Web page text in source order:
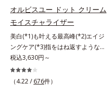
なり始めることおよび表面に新たな
膜ができ始めることで膜が強くくず
れにくくなり、密閉することで保湿
成分を浸透促進すること（角層ま
で）*5 保湿成分*6 角層まで＜使用
量目安＞大きめのパール1粒程度
※全顔使用の場合＜使用ステップ＞
で、"顔全体にご使用いただける設
計"。見えているシワはもちろん、
自分では気づきにくい死角のシワの
改善にも効果を発揮します。*1 メ
ラニンの生成を抑え、シミ・ソバカ
スを防ぐ*2 ナイアシンアミド（有
効成分）、水添大豆リン脂質、フィ
オルビスユー ドット クリーム
モイスチャライザー
美白(*1)も叶える最高峰(*2)エイジ
ングケア(*3)指をはね返すような弾
力感が宿るハリ感 濃密フィットク
リーム。ハリも透明感(*4)も結果主
義。年齢サイン(*5)の因子に着目し
税込3,630円～
（4.22 / 676件）